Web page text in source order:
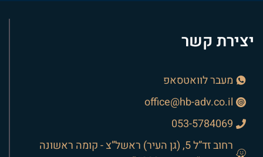
יצירת קשר
מעבר לוואטסאפ
office@hb-adv.co.il
053-5784069
רחוב זד”ל 5, (גן העיר) ראשל”צ - קומה ראשונה